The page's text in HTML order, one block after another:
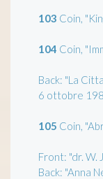
103 Coin,
104 Coin,
Back: "La
6 ottobre
105 Coin,
Front: "dr. W.
Back: "Anna